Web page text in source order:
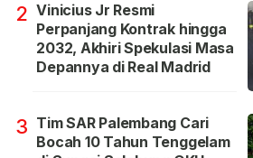
2 Vinicius Jr Resmi
Perpanjang Kontrak hingga
2032, Akhiri Spekulasi Masa
Depannya di Real Madrid
3 Tim SAR Palembang Cari
Bocah 10 Tahun Tenggelam